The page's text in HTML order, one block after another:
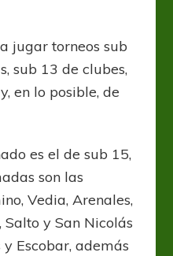
jugar torneos sub
sub 13 de clubes,
en lo posible, de
es el de sub 15,
son las
Vedia, Arenales,
Salto y San Nicolás
Escobar, además